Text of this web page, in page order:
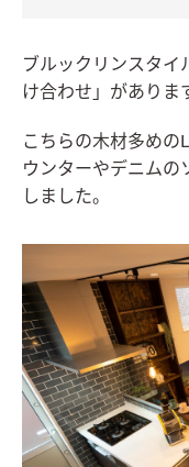
ブルックリンスタイ
け合わせ」がありま
こちらの木材多めの
ウンターやデニムの
しました。